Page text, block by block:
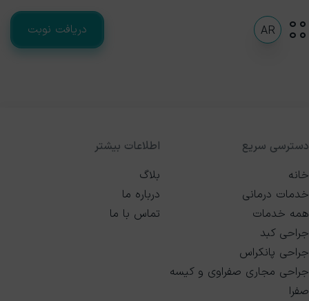
AR دریافت نوبت
دسترسی سریع
خانه
خدمات درمانی
همه خدمات
جراحی کبد
جراحی پانکراس
جراحی مجاری صفراوی و کیسه
صفرا
اطلاعات بیشتر
بلاگ
درباره ما
تماس با ما